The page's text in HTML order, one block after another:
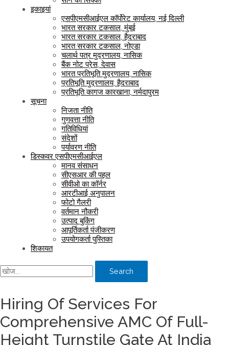
इकाइयां
एसपीएमसीआईएल कॉर्पोरेट कार्यालय, नई दिल्ली
भारत सरकार टकसाल, मुंबई
भारत सरकार टकसाल, हैदराबाद
भारत सरकार टकसाल, नोएडा
चलार्थ पत्र मुद्रणालय, नासिक
बैंक नोट प्रेस, देवास
भारत प्रतिभूति मुद्रणालय, नासिक
प्रतिभूति मुद्रणालय, हैदराबाद
प्रतिभूति कागज कारखाना, नर्मदापुरम
सूचना
निजता नीति
गुणवत्ता नीति
गतिविधियां
संदेशों
पर्यावरण नीति
डिस्कवर एसपीएमसीआईएल
मानव संसाधन
सीएसआर की पहल
सीवीओ का कॉर्नर
आरटीआई अनुपालन
फोटो गैलरी
वर्तमान नौकरी
उत्पाद बुकिंग
आपूर्तिकर्ता पंजीकरण
उपयोगकर्ता पुस्तिका
शिकायत
Search
Hiring Of Services For
Comprehensive AMC Of Full-
Height Turnstile Gate At India